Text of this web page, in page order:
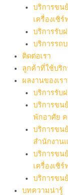
บริการขน
เครื่องเซิร์
บริการรับ
บริการรถ
ติดต่อเรา
ลูกค้าที่ใช้บริก
ผลงานของเรา
บริการรับ
บริการขน
พักอาศัย
บริการขน
สำนักงาน
บริการขน
เครื่องเซิร์
บริการขน
บทความน่ารู้